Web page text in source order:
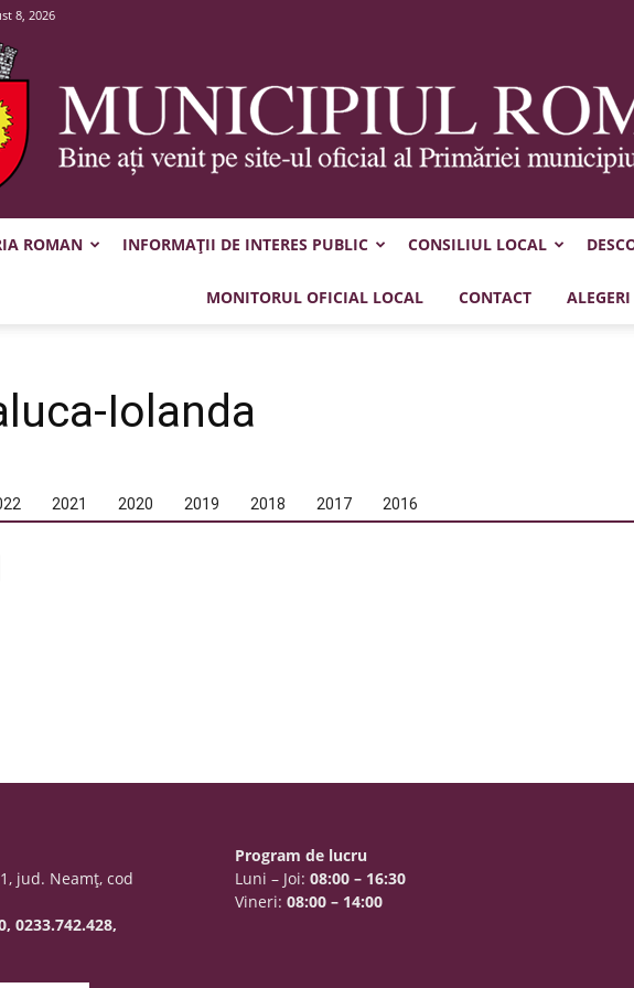
8, 2026
Municipiul
ROMAN INFORMAȚII DE INTERES PUBLIC CONSILIUL LOCAL
MONITORUL OFICIAL LOCAL CONTACT
Iolanda
2021 2020 2019 2018 2017 2016
jud. Neamţ, cod
0233.742.428,
Program de lucru
Luni – Joi:08:00 – 16:30
Vineri:08:00 – 14:00